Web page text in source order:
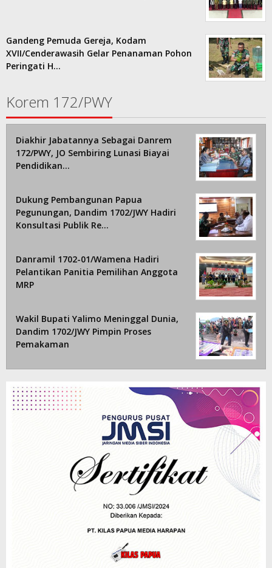
Gandeng Pemuda Gereja, Kodam
XVII/Cenderawasih Gelar Penanaman Pohon
Peringati H…
Korem 172/PWY
Diakhir Jabatannya Sebagai Danrem
172/PWY, JO Sembiring Lunasi Biayai
Pendidikan…
Dukung Pembangunan Papua
Pegunungan, Dandim 1702/JWY Hadiri
Konsultasi Publik Re…
Danramil 1702-01/Wamena Hadiri
Pelantikan Panitia Pemilihan Anggota
MRP
Wakil Bupati Yalimo Meninggal Dunia,
Dandim 1702/JWY Pimpin Proses
Pemakaman